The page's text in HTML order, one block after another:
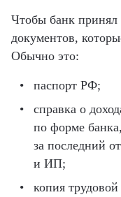
Чтобы банк принял
документов,
Обычно это:
паспорт РФ;
справка о
по форме
за последний
и ИП;
копия